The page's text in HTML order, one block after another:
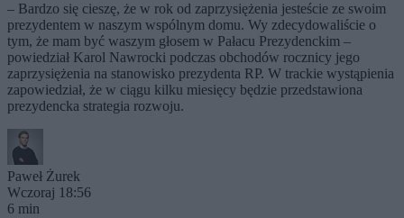
– Bardzo się cieszę, że w rok od zaprzysiężenia jesteście ze swoim
prezydentem w naszym wspólnym domu. Wy zdecydowaliście o
tym, że mam być waszym głosem w Pałacu Prezydenckim –
powiedział Karol Nawrocki podczas obchodów rocznicy jego
zaprzysiężenia na stanowisko prezydenta RP. W trackie wystąpienia
zapowiedział, że w ciągu kilku miesięcy będzie przedstawiona
prezydencka strategia rozwoju.
Paweł Żurek
Wczoraj 18:56
6 min